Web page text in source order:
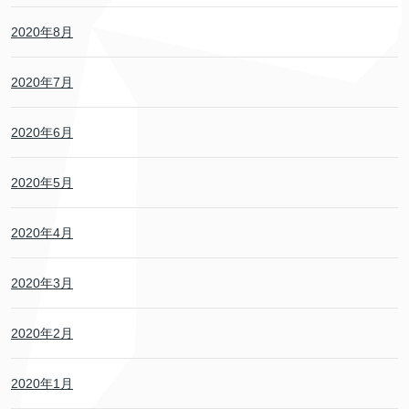
2020年8月
2020年7月
2020年6月
2020年5月
2020年4月
2020年3月
2020年2月
2020年1月